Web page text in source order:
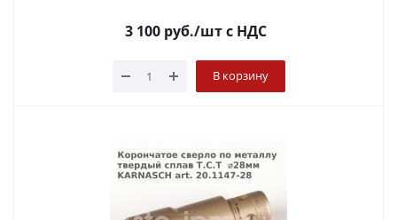
3 100руб./штс НДС
В корзину